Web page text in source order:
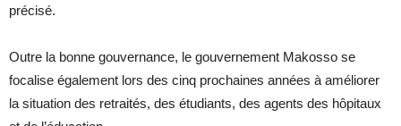
précisé.
Outre la bonne gouvernance, le gouvernement Makosso se
focalise également lors des cinq prochaines années à améliorer
la situation des retraités, des étudiants, des agents des hôpitaux